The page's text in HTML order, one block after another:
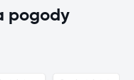
pogody